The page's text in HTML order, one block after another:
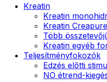
Kreatin
Kreatin
Kreatin
Több
Kreatin egyéb
Teljesítményfokozók
Edzés előtti
NO étrend-